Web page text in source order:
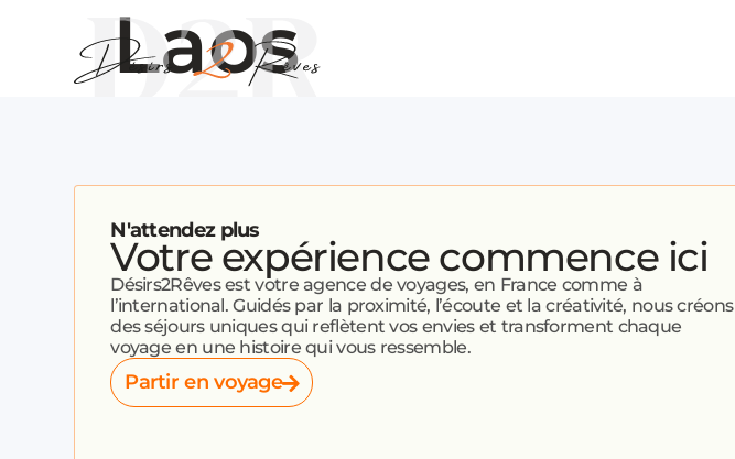
Laos
N'attendez plus
Votre expérience commence ici
Désirs2Rêves est votre agence de voyages, en France comme à
l’international. Guidés par la proximité, l’écoute et la créativité, nous créons
des séjours uniques qui reflètent vos envies et transforment chaque
voyage en une histoire qui vous ressemble.
Partir en voyage